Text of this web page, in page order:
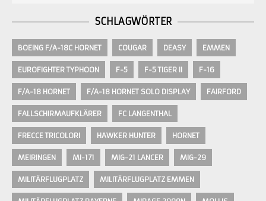
SCHLAGWÖRTER
BOEING F/A-18C HORNET COUGAR DEASY EMMEN
EUROFIGHTER TYPHOON F-5 F-5 TIGER II F-16
F/A-18 HORNET F/A-18 HORNET SOLO DISPLAY FAIRFORD
FALLSCHIRMAUFKLÄRER FC LANGENTHAL
FRECCE TRICOLORI HAWKER HUNTER HORNET
MEIRINGEN MI-171 MIG-21 LANCER MIG-29
MILITÄRFLUGPLATZ MILITÄRFLUGPLATZ EMMEN